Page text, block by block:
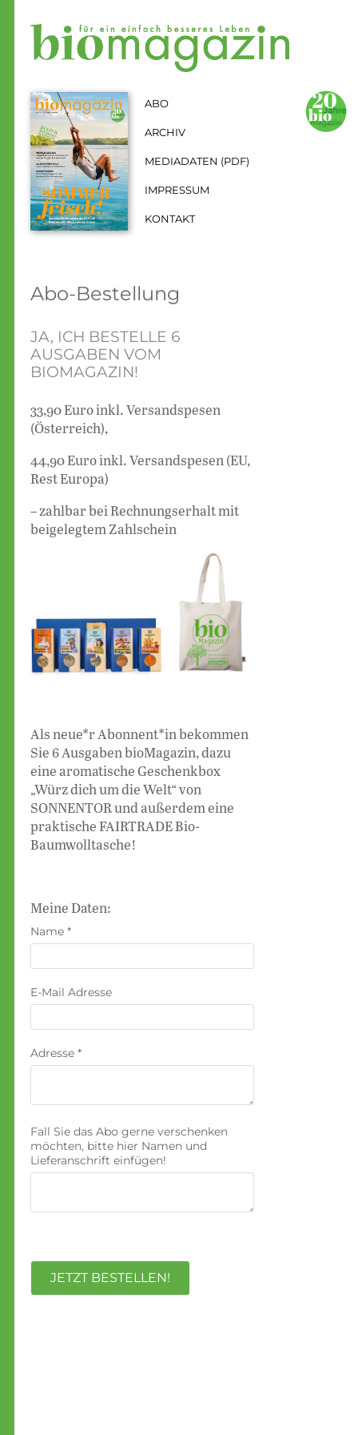
ABO
ARCHIV
MEDIADATEN (PDF)
IMPRESSUM
KONTAKT
Abo-Bestellung
JA, ICH BESTELLE 6
AUSGABEN VOM
BIOMAGAZIN!
33,90 Euro inkl. Versandspesen
(Österreich),
44,90 Euro inkl. Versandspesen (EU,
Rest Europa)
– zahlbar bei Rechnungserhalt mit
beigelegtem Zahlschein
Als neue*r Abonnent*in bekommen
Sie 6 Ausgaben bioMagazin, dazu
eine aromatische Geschenkbox
„Würz dich um die Welt“ von
SONNENTOR und außerdem eine
praktische FAIRTRADE Bio-
Baumwolltasche!
Meine Daten:
Name *
E-Mail Adresse
Adresse *
Fall Sie das Abo gerne verschenken
möchten, bitte hier Namen und
Lieferanschrift einfügen!
JETZT BESTELLEN!